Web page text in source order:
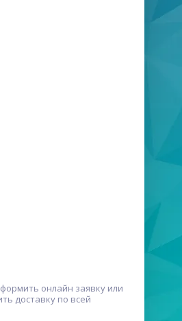
онлайн заявку или
доставку по всей